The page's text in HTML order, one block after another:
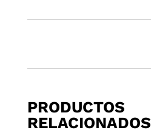
PRODUCTOS
RELACIONADOS